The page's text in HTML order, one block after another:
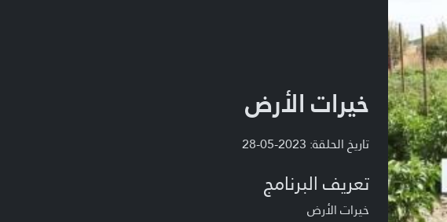
خيرات الأرض
تاريخ الحلقة: 2023-05-28
تعريف البرنامج
خيرات الأرض